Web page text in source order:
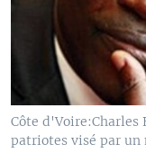
Côte d'Voire:Charles
patriotes visé par